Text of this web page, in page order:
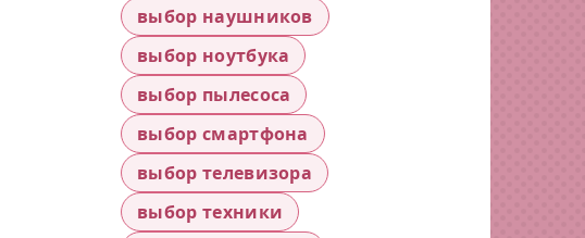
выбор наушников
выбор ноутбука
выбор пылесоса
выбор смартфона
выбор телевизора
выбор техники